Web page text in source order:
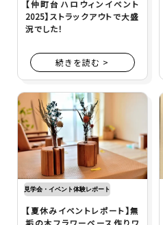
【仲町台ハロウィンイベント
2025】ストラックアウトで大盛
況でした！
続きを読む >
見学会・イベント体験レポート
【夏休みイベントレポート】無